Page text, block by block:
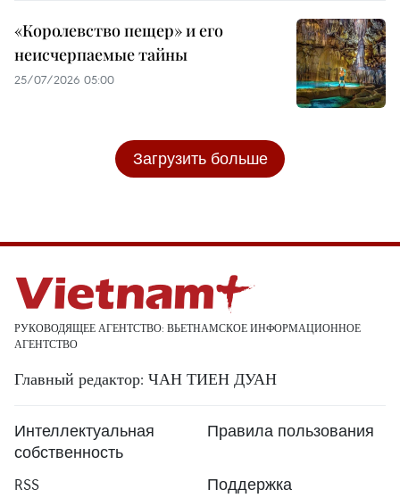
«Королевство пещер» и его
неисчерпаемые тайны
25/07/2026 05:00
Загрузить больше
РУКОВОДЯЩЕЕ АГЕНТСТВО: ВЬЕТНАМСКОЕ ИНФОРМАЦИОННОЕ
АГЕНТСТВО
Главный редактор: ЧАН ТИЕН ДУАН
Интеллектуальная
собственность
Правила пользования
RSS Поддержка